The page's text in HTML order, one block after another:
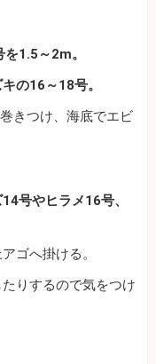
1.5～2m。
の16～18号。
きつけ、海底でエビ
号やヒラメ16号、
ゴへ掛ける。
りするので気をつけ